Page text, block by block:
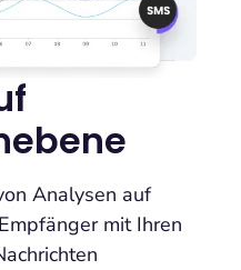
Analysen auf
mit Ihren